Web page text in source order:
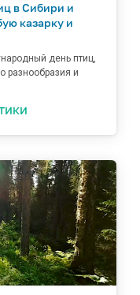
в Сибири и
казарку и
день птиц,
разнообразия и